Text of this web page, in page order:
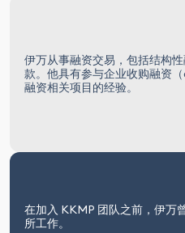
伊万从事融资交易，包括结构
款。他具有参与企业收购融资
融资相关项目的经验。
在加入 KKMP 团队之前，伊万
所工作。